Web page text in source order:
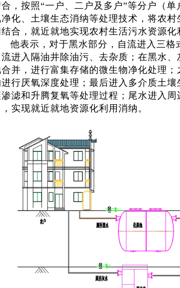
，按照“一户、二户及多户”等分户（
化、土壤生态消纳等处理技术，将农
合，就近就地实现农村生活污水资源化
他表示，对于黑水部分，自流进入三
进入隔油井除油污、去杂质；在黑水
并，进行富集存储的微生物净化处理
行厌氧深度处理；最后进入多介质土
滤和升腾复氧等处理过程；尾水进入
实现就近就地资源化利用消纳。